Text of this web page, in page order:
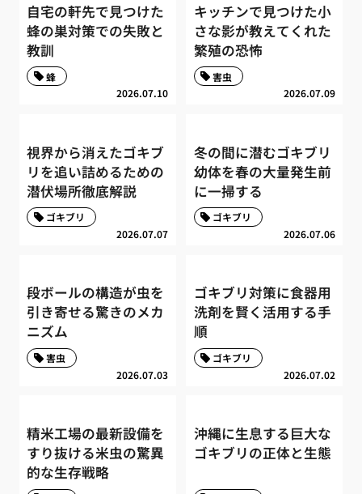
自宅の軒先で見つけた
蜂の巣対策での失敗と
教訓
2026.07.10
蜂
キッチンで見つけた小
さな影が教えてくれた
繁殖の恐怖
2026.07.09
害虫
視界から消えたゴキブ
リを追い詰めるための
潜伏場所徹底解説
2026.07.07
ゴキブリ
冬の間に潜むゴキブリ
幼体を春の大量発生前
に一掃する
2026.07.06
ゴキブリ
段ボールの構造が虫を
引き寄せる驚きのメカ
ニズム
2026.07.03
害虫
ゴキブリ対策に食器用
洗剤を賢く活用する手
順
2026.07.02
ゴキブリ
精米工場の最新設備を
すり抜ける米虫の驚異
的な生存戦略
沖縄に生息する巨大な
ゴキブリの正体と生態